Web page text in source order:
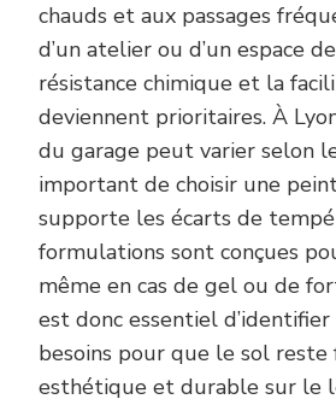
chauds et aux passages
d’un atelier ou d’un espace
résistance chimique et la
deviennent prioritaires. À
du garage peut varier selon
important de choisir une
supporte les écarts de
formulations sont conçues
même en cas de gel ou de
est donc essentiel
besoins pour que le sol reste
esthétique et durable sur le